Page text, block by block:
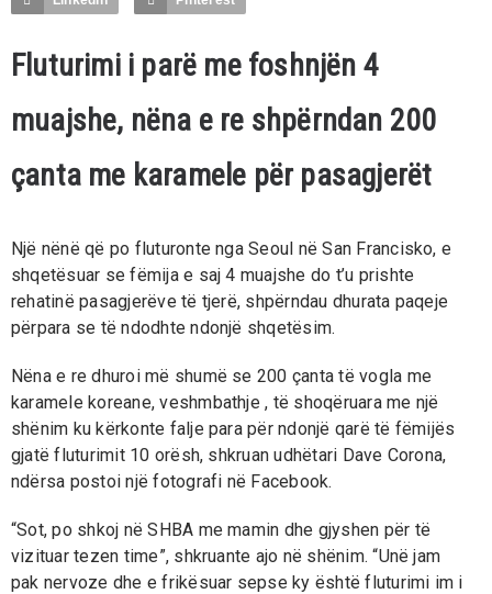
Fluturimi i parë me foshnjën 4
muajshe, nëna e re shpërndan 200
çanta me karamele për pasagjerët
Një nënë që po fluturonte nga Seoul në San Francisko, e
shqetësuar se fëmija e saj 4 muajshe do t’u prishte
rehatinë pasagjerëve të tjerë, shpërndau dhurata paqeje
përpara se të ndodhte ndonjë shqetësim.
Nëna e re dhuroi më shumë se 200 çanta të vogla me
karamele koreane, veshmbathje , të shoqëruara me një
shënim ku kërkonte falje para për ndonjë qarë të fëmijës
gjatë fluturimit 10 orësh, shkruan udhëtari Dave Corona,
ndërsa postoi një fotografi në Facebook.
“Sot, po shkoj në SHBA me mamin dhe gjyshen për të
vizituar tezen time”, shkruante ajo në shënim. “Unë jam
pak nervoze dhe e frikësuar sepse ky është fluturimi im i